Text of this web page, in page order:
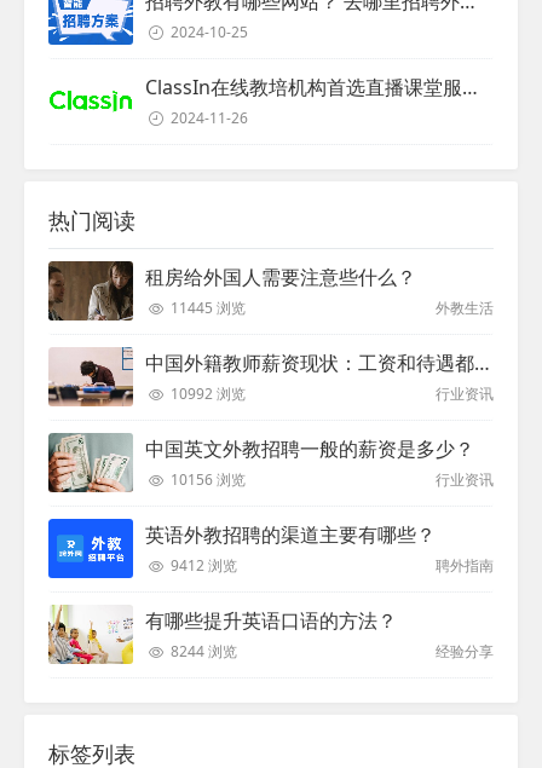
2024-10-25
ClassIn在线教培机构首选直播课堂服务商
2024-11-26
热门阅读
租房给外国人需要注意些什么？
11445 浏览 外教生活
中国外籍教师薪资现状：工资和待遇都非常高
10992 浏览 行业资讯
中国英文外教招聘一般的薪资是多少？
10156 浏览 行业资讯
英语外教招聘的渠道主要有哪些？
9412 浏览 聘外指南
有哪些提升英语口语的方法？
8244 浏览 经验分享
标签列表